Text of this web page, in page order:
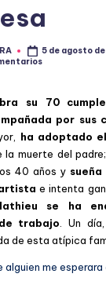
5 de agosto
su 70
por sus
ha adoptado
la muerte del padre;
40 años y
e intenta
se ha
trabajo . Un
de esta atípica